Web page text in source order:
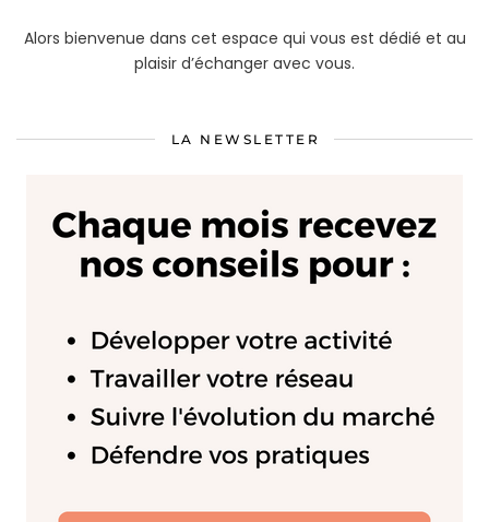
Alors bienvenue dans cet espace qui vous est dédié et au
plaisir d’échanger avec vous.
LA NEWSLETTER